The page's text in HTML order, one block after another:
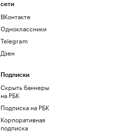
сети
ВКонтакте
Одноклассники
Telegram
Дзен
Подписки
Скрыть баннеры
на РБК
Подписка на РБК
Корпоративная
подписка